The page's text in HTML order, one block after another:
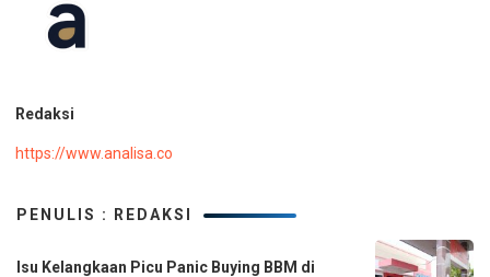
Redaksi
https://www.analisa.co
PENULIS : REDAKSI
Isu Kelangkaan Picu Panic Buying BBM di